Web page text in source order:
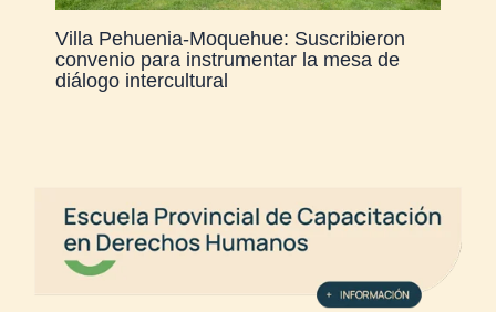
Villa Pehuenia-Moquehue: Suscribieron
convenio para instrumentar la mesa de
diálogo intercultural